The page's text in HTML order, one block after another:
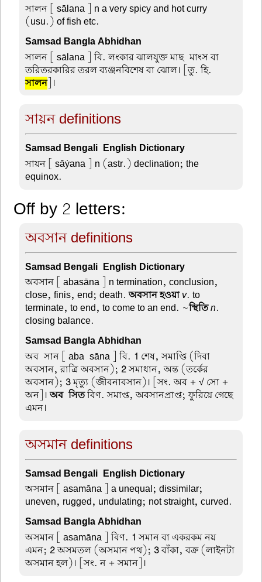
সালন [ sālana ] n a very spicy and hot curry
(usu.) of fish etc.
Samsad Bangla Abhidhan
সালন [ sālana ] বি. লংকার ঝালযুক্ত মাছ-মাংস বা
তরিতরকারির তরল ব্যঞ্জনবিশেষ বা ঝোল। [তু. হি.
সালন]।
সায়ন definitions
Samsad Bengali-English Dictionary
সায়ন [ sāẏana ] n (astr.) declination; the
equinox.
Off by 2 letters:
অবসান definitions
Samsad Bengali-English Dictionary
অবসান [ abasāna ] n termination, conclusion,
close, finis, end; death.অবসান হওয়া v. to
terminate, to end, to come to an end. ~স্থিতিn.
closing balance.
Samsad Bangla Abhidhan
অব-সান [ aba-sāna ] বি. 1 শেষ, সমাপ্তি (দিবা
অবসান, রাত্রি অবসান); 2সমাধান, অন্ত (তর্কের
অবসান); 3মৃত্যু (জীবনাবসান)। [সং. অব + √ সো +
অন]।অব-সিতবিণ. সমাপ্ত, অবসানপ্রাপ্ত; ফুরিয়ে গেছে
এমন।
অসমান definitions
Samsad Bengali-English Dictionary
অসমান [ asamāna ] a unequal; dissimilar;
uneven, rugged, undulating; not straight, curved.
Samsad Bangla Abhidhan
অসমান [ asamāna ] বিণ. 1 সমান বা একরকম নয়
এমন; 2অসমতল (অসমান পথ); 3বাঁকা, বক্র (লাইনটা
অসমান হল)। [সং. ন + সমান]।